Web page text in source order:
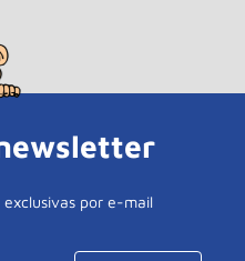
exclusivas por e-mail